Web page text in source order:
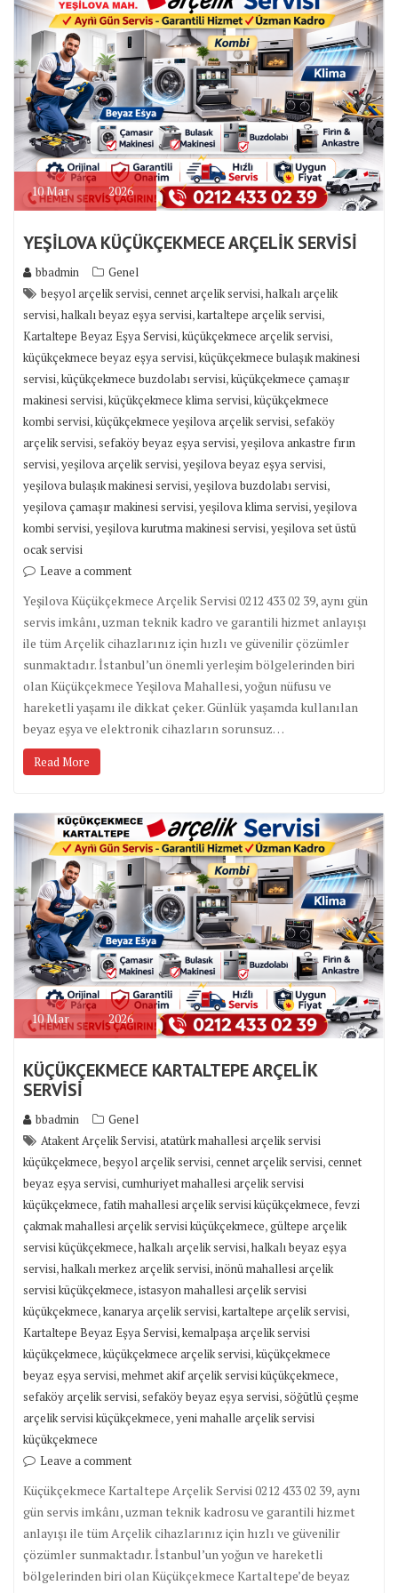
10Mar 2026
YEŞİLOVA KÜÇÜKÇEKMECE ARÇELİK SERVİSİ
bbadmin
Genel
beşyol arçelik servisi,cennet arçelik servisi,halkalı arçelik
servisi,halkalı beyaz eşya servisi,kartaltepe arçelik servisi,
Kartaltepe Beyaz Eşya Servisi,küçükçekmece arçelik servisi,
küçükçekmece beyaz eşya servisi,küçükçekmece bulaşık makinesi
servisi,küçükçekmece buzdolabı servisi,küçükçekmece çamaşır
makinesi servisi,küçükçekmece klima servisi,küçükçekmece
kombi servisi,küçükçekmece yeşilova arçelik servisi,sefaköy
arçelik servisi,sefaköy beyaz eşya servisi,yeşilova ankastre fırın
servisi,yeşilova arçelik servisi,yeşilova beyaz eşya servisi,
yeşilova bulaşık makinesi servisi,yeşilova buzdolabı servisi,
yeşilova çamaşır makinesi servisi,yeşilova klima servisi,yeşilova
kombi servisi,yeşilova kurutma makinesi servisi,yeşilova set üstü
ocak servisi
Leave a comment
Yeşilova Küçükçekmece Arçelik Servisi 0212 433 02 39, aynı gün
servis imkânı, uzman teknik kadro ve garantili hizmet anlayışı
ile tüm Arçelik cihazlarınız için hızlı ve güvenilir çözümler
sunmaktadır. İstanbul’un önemli yerleşim bölgelerinden biri
olan Küçükçekmece Yeşilova Mahallesi, yoğun nüfusu ve
hareketli yaşamı ile dikkat çeker. Günlük yaşamda kullanılan
beyaz eşya ve elektronik cihazların sorunsuz…
Read More
10Mar 2026
KÜÇÜKÇEKMECE KARTALTEPE ARÇELİK
SERVİSİ
bbadmin
Genel
Atakent Arçelik Servisi,atatürk mahallesi arçelik servisi
küçükçekmece,beşyol arçelik servisi,cennet arçelik servisi,cennet
beyaz eşya servisi,cumhuriyet mahallesi arçelik servisi
küçükçekmece, fatih mahallesi arçelik servisi küçükçekmece, fevzi
çakmak mahallesi arçelik servisi küçükçekmece,gültepe arçelik
servisi küçükçekmece,halkalı arçelik servisi,halkalı beyaz eşya
servisi,halkalı merkez arçelik servisi,inönü mahallesi arçelik
servisi küçükçekmece,istasyon mahallesi arçelik servisi
küçükçekmece,kanarya arçelik servisi,kartaltepe arçelik servisi,
Kartaltepe Beyaz Eşya Servisi,kemalpaşa arçelik servisi
küçükçekmece,küçükçekmece arçelik servisi,küçükçekmece
beyaz eşya servisi,mehmet akif arçelik servisi küçükçekmece,
sefaköy arçelik servisi,sefaköy beyaz eşya servisi,söğütlü çeşme
arçelik servisi küçükçekmece,yeni mahalle arçelik servisi
küçükçekmece
Leave a comment
Küçükçekmece Kartaltepe Arçelik Servisi 0212 433 02 39, aynı
gün servis imkânı, uzman teknik kadrosu ve garantili hizmet
anlayışı ile tüm Arçelik cihazlarınız için hızlı ve güvenilir
çözümler sunmaktadır. İstanbul’un yoğun ve hareketli
bölgelerinden biri olan Küçükçekmece Kartaltepe’de beyaz